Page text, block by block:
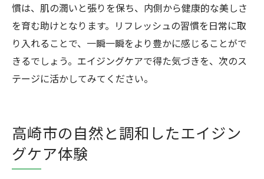
慣は、肌の潤いと張りを保ち、内側から健康的な美しさ
を育む助けとなります。リフレッシュの習慣を日常に取
り入れることで、一瞬一瞬をより豊かに感じることがで
きるでしょう。エイジングケアで得た気づきを、次のス
テージに活かしてみてください。
高崎市の自然と調和したエイジン
グケア体験